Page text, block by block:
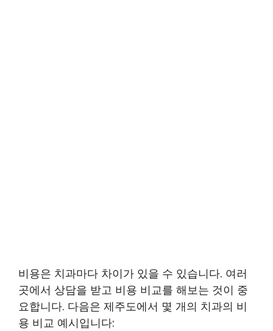
비용은 치과마다 차이가 있을 수 있습니다. 여러
곳에서 상담을 받고 비용 비교를 해보는 것이 중
요합니다. 다음은 제주도에서 몇 개의 치과의 비
용 비교 예시입니다: